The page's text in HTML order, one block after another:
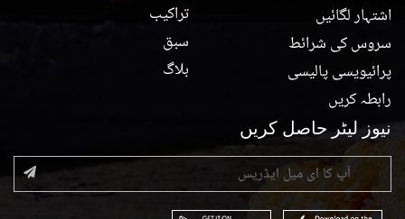
تراکیب
سبق
بلاگ
اشتہار لگائیں
سروس کی شرائط
پرائیویسی پالیسی
رابطہ کریں
نیوز لیٹر حاصل کریں